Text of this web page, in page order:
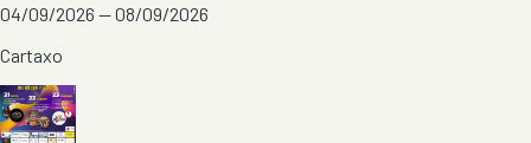
04/09/2026 — 08/09/2026
Cartaxo